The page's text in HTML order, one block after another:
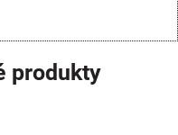
produkty